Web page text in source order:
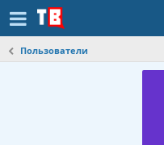
Пользователи